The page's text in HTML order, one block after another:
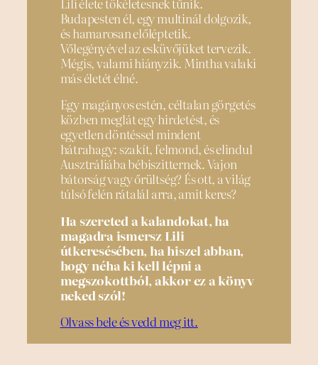
Budapesten él, egy multinál dolgozik,
és hamarosan előléptetik.
Vőlegényével az esküvőjüket tervezik.
Mégis, valami hiányzik. Mintha valaki
más életét élné.
Egy magányos estén, céltalan görgetés
közben meglát egy hirdetést, és
egyetlen döntéssel mindent
hátrahagy: szakít, felmond, és elindul
Ausztráliába bébiszitternek. Vajon
bátorság vagy őrültség? És ott, a világ
túlsó felén rátalál arra, amit keres?
Ha szereted a kalandokat, ha
magadra ismersz Lili
útkeresésében, ha hiszel abban,
hogy néha ki kell lépni a
megszokottból, akkor ez a könyv
neked szól!
Olvass bele és vedd meg itt.